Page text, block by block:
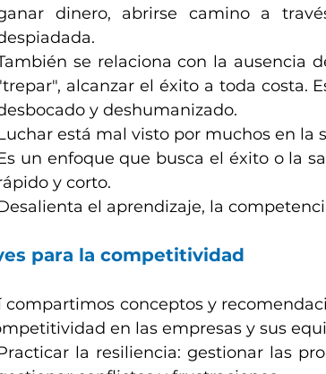
dinero, abrirse camino a
se relaciona con la ausencia
alcanzar el éxito a toda costa.
y deshumanizado.
está mal visto por muchos en la
un enfoque que busca el éxito o la
y corto.
el aprendizaje, la
para la competitividad
compartimos conceptos y
en las empresas y sus
la resiliencia: gestionar las